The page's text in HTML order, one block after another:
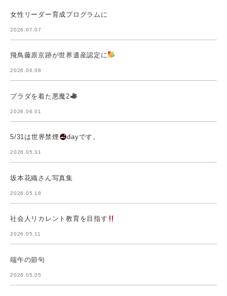
女性リーダー育成プログラムに
2026.07.07
飛鳥藤原京跡が世界遺産認定に
2026.06.08
プラダを着た悪魔2
2026.06.01
5/31は世界禁煙 dayです。
2026.05.31
坂本花織さん写真集
2026.05.18
社会人リカレント教育を目指す
2026.05.11
端午の節句
2026.05.05